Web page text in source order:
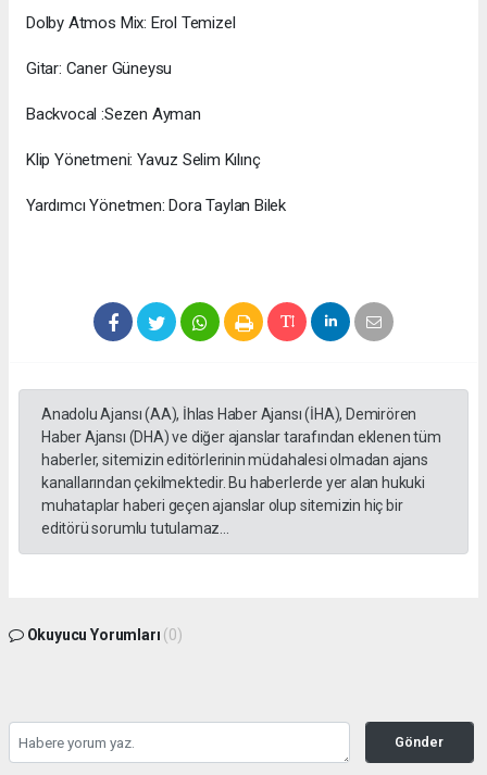
Dolby Atmos Mix: Erol Temizel
Gitar: Caner Güneysu
Backvocal :Sezen Ayman
Klip Yönetmeni: Yavuz Selim Kılınç
Yardımcı Yönetmen: Dora Taylan Bilek
Anadolu Ajansı (AA), İhlas Haber Ajansı (İHA), Demirören
Haber Ajansı (DHA) ve diğer ajanslar tarafından eklenen tüm
haberler, sitemizin editörlerinin müdahalesi olmadan ajans
kanallarından çekilmektedir. Bu haberlerde yer alan hukuki
muhataplar haberi geçen ajanslar olup sitemizin hiç bir
editörü sorumlu tutulamaz...
Okuyucu Yorumları (0)
Gönder